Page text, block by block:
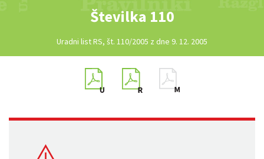
Številka 110
Uradni list RS, št. 110/2005 z dne 9. 12. 2005